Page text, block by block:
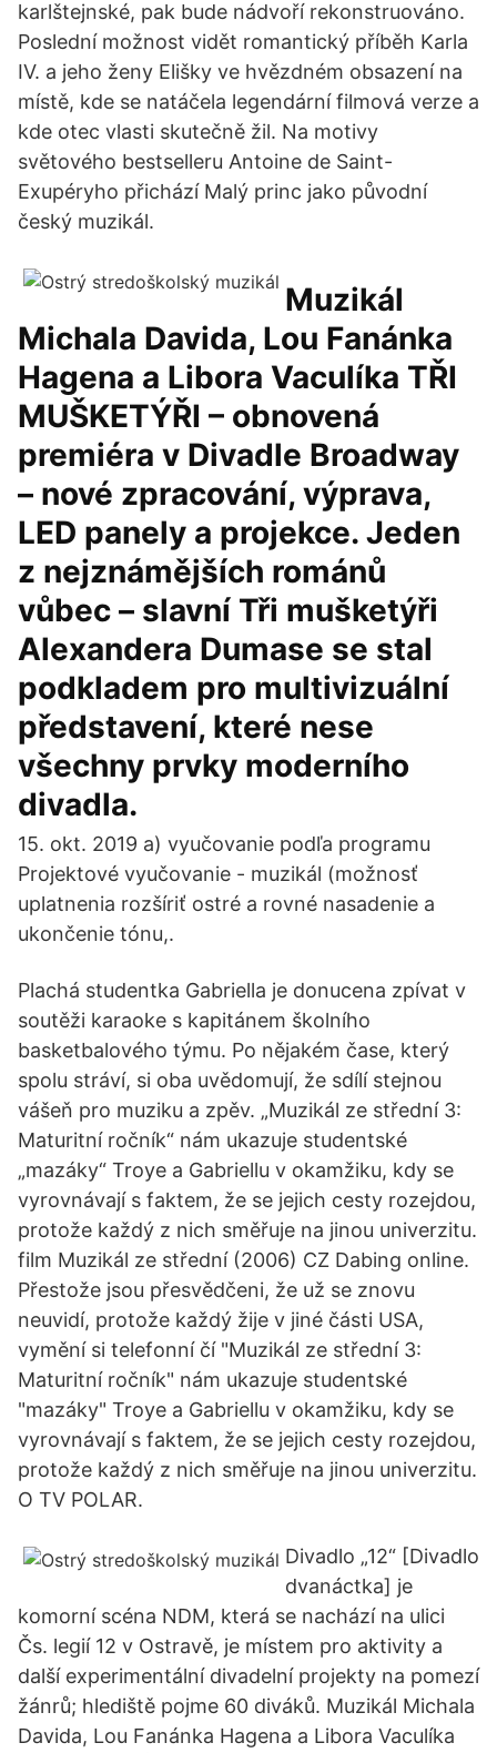
karlštejnské, pak bude nádvoří rekonstruováno.
Poslední možnost vidět romantický příběh Karla
IV. a jeho ženy Elišky ve hvězdném obsazení na
místě, kde se natáčela legendární filmová verze a
kde otec vlasti skutečně žil. Na motivy
světového bestselleru Antoine de Saint-
Exupéryho přichází Malý princ jako původní
český muzikál.
Muzikál
Michala Davida, Lou Fanánka
Hagena a Libora Vaculíka TŘI
MUŠKETÝŘI – obnovená
premiéra v Divadle Broadway
– nové zpracování, výprava,
LED panely a projekce. Jeden
z nejznámějších románů
vůbec – slavní Tři mušketýři
Alexandera Dumase se stal
podkladem pro multivizuální
představení, které nese
všechny prvky moderního
divadla.
15. okt. 2019 a) vyučovanie podľa programu
Projektové vyučovanie - muzikál (možnosť
uplatnenia rozšíriť ostré a rovné nasadenie a
ukončenie tónu,.
Plachá studentka Gabriella je donucena zpívat v
soutěži karaoke s kapitánem školního
basketbalového týmu. Po nějakém čase, který
spolu stráví, si oba uvědomují, že sdílí stejnou
vášeň pro muziku a zpěv. „Muzikál ze střední 3:
Maturitní ročník“ nám ukazuje studentské
„mazáky“ Troye a Gabriellu v okamžiku, kdy se
vyrovnávají s faktem, že se jejich cesty rozejdou,
protože každý z nich směřuje na jinou univerzitu.
film Muzikál ze střední (2006) CZ Dabing online.
Přestože jsou přesvědčeni, že už se znovu
neuvidí, protože každý žije v jiné části USA,
vymění si telefonní čí "Muzikál ze střední 3:
Maturitní ročník" nám ukazuje studentské
"mazáky" Troye a Gabriellu v okamžiku, kdy se
vyrovnávají s faktem, že se jejich cesty rozejdou,
protože každý z nich směřuje na jinou univerzitu.
O TV POLAR.
Divadlo „12“ [Divadlo
dvanáctka] je
komorní scéna NDM, která se nachází na ulici
Čs. legií 12 v Ostravě, je místem pro aktivity a
další experimentální divadelní projekty na pomezí
žánrů; hlediště pojme 60 diváků. Muzikál Michala
Davida, Lou Fanánka Hagena a Libora Vaculíka